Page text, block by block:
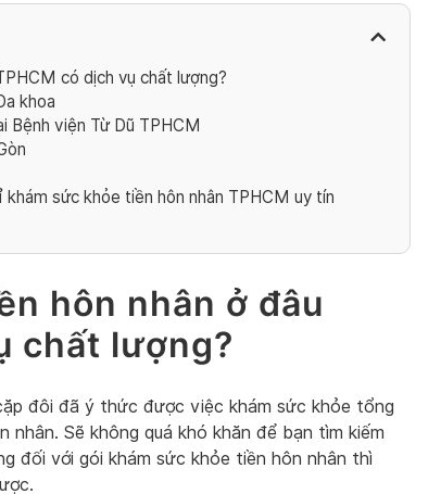
có dịch vụ chất lượng?
khoa
Bệnh viện Từ Dũ TPHCM
khám sức khỏe tiền hôn nhân TPHCM uy tín
hôn nhân ở đâu
chất lượng?
đôi đã ý thức được việc khám sức khỏe tổng
Sẽ không quá khó khăn để bạn tìm kiếm
đối với gói khám sức khỏe tiền hôn nhân thì